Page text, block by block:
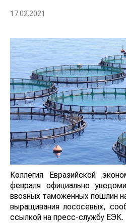
17.02.2021
Коллегия Евразийской
февраля официально
ввозных таможенных пошлин
выращивания лососевых,
ссылкой на пресс-службу ЕЭК.